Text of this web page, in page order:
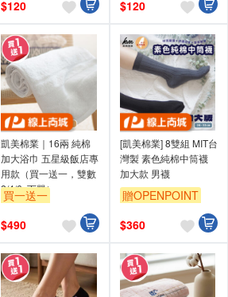
$120 $120
凱美棉業｜16兩 純棉
加大浴巾 五星級飯店專
用款（買一送一，雙數
2/4/6..下單）
買一送一
$490
[凱美棉業] 8雙組 MIT台
灣製 素色純棉中筒襪
加大款 男襪
贈OPENPOINT
$360